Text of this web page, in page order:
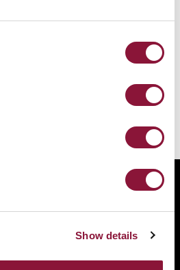
Show details
کوئی بھی ملک اور